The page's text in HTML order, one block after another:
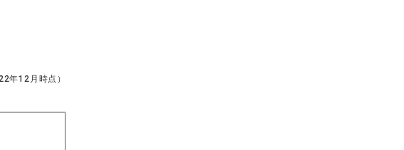
年12月時点）